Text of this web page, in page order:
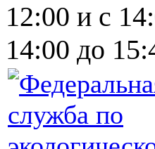
12:00 и с
14:00 до